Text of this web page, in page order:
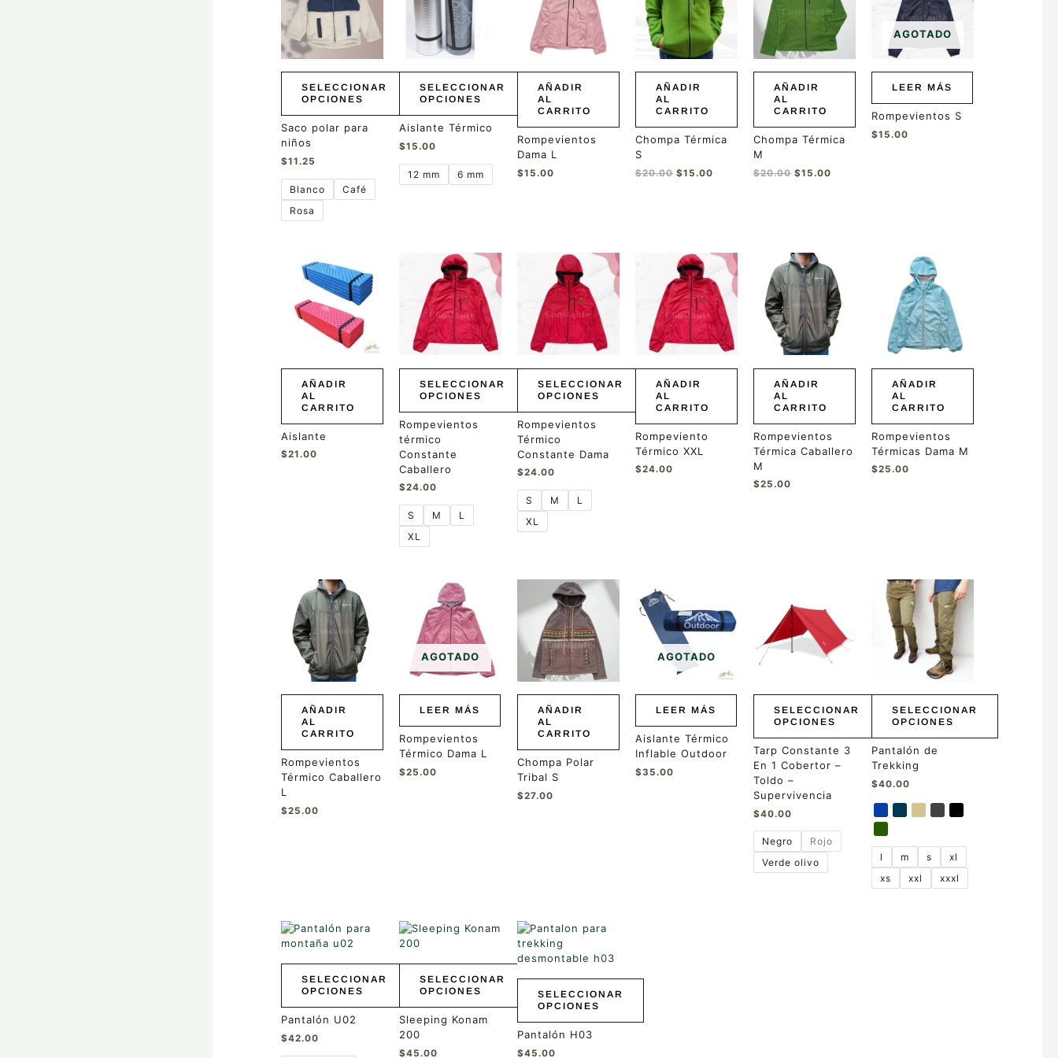
SELECCIONAR
OPCIONES
múltiples
variantes.
Las
opciones
pueden
elegir
en
la
página
de
Saco polar para
niños
$11.25
Blanco
Café
Rosa
SELECCIONAR
OPCIONES
múltiples
variantes.
Las
opciones
pueden
elegir
en
la
página
producto
Aislante Térmico
$15.00
12 mm 6 mm
AÑADIR
AL
CARRITO
Rompevientos
Dama L
$15.00
AÑADIR
AL
CARRITO
Chompa Térmica
S
$20.00
$20.00.
$15.00
$15.00.
AÑADIR
AL
CARRITO
Chompa Térmica
M
$20.00
$20.00.
$15.00
$15.00.
AGOTADO
LEER MÁS
Rompevientos S
$15.00
AÑADIR
AL
CARRITO
Aislante
$21.00
SELECCIONAR
OPCIONES
producto
múltiples
variantes.
Las
opciones
pueden
elegir
la
página
de
producto
Rompevientos
térmico
Constante
Caballero
$24.00
S M
L
XL
SELECCIONAR
OPCIONES
producto
múltiples
variantes.
Las
opciones
pueden
elegir
la
página
de
producto
Rompevientos
Térmico
Constante Dama
$24.00
S M
L
XL
AÑADIR
AL
CARRITO
Rompeviento
Térmico XXL
$24.00
AÑADIR
AL
CARRITO
Rompevientos
Térmica Caballero
M
$25.00
AÑADIR
AL
CARRITO
Rompevientos
Térmicas Dama M
$25.00
AÑADIR
AL
CARRITO
Rompevientos
Térmico Caballero
L
$25.00
AGOTADO
LEER MÁS
Rompevientos
Térmico Dama L
$25.00
AÑADIR
AL
CARRITO
Chompa Polar
Tribal S
$27.00
AGOTADO
LEER MÁS
Aislante Térmico
Inflable Outdoor
$35.00
SELECCIONAR
OPCIONES
múltiples
variantes.
Las
pueden
elegir
en
la
página
de
producto
Tarp Constante 3
En 1 Cobertor –
Toldo –
Supervivencia
$40.00
Negro
Rojo
Verde olivo
SELECCIONAR
OPCIONES
Este
producto
tiene
múltiples
variantes.
pueden
elegir
en
la
página
de
Pantalón de
Trekking
$40.00
l m s
xl
xs
xxl xxxl
SELECCIONAR
OPCIONES
Este
producto
variantes.
opciones
se
Pantalón U02
$42.00
SELECCIONAR
OPCIONES
Este
producto
variantes.
opciones
se
pueden
Sleeping Konam
200
$45.00
SELECCIONAR
OPCIONES
Este
producto
tiene
se
pueden
Pantalón H03
$45.00